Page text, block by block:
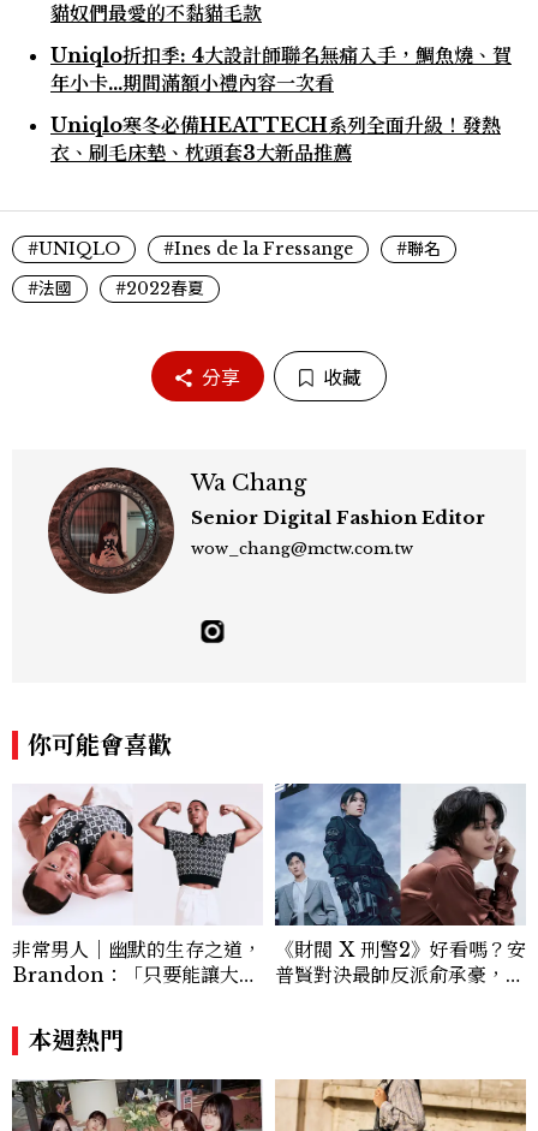
貓奴們最愛的不黏貓毛款
Uniqlo折扣季: 4大設計師聯名無痛入手，鯛魚燒、賀
年小卡…期間滿額小禮內容一次看
Uniqlo寒冬必備HEATTECH系列全面升級！發熱
衣、刷毛床墊、枕頭套3大新品推薦
#UNIQLO #Ines de la Fressange
#聯名
#法國
#2022春夏
分享 收藏
Wa Chang
Senior Digital Fashion Editor
wow_chang@mctw.com.tw
你可能會喜歡
非常男人｜幽默的生存之道，
Brandon：「只要能讓大家
讓敵人成為朋友。」
《財閥 X 刑警2》好看嗎？安
普賢對決最帥反派俞承豪，鄭
本週熱門